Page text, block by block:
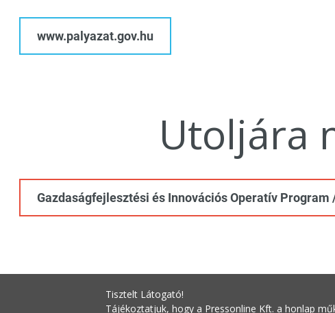
www.palyazat.gov.hu
Utoljára
Gazdaságfejlesztési és Innovációs Operatív Program
Tisztelt Látogató!
Tájékoztatjuk, hogy a Pressonline Kft. a honlap